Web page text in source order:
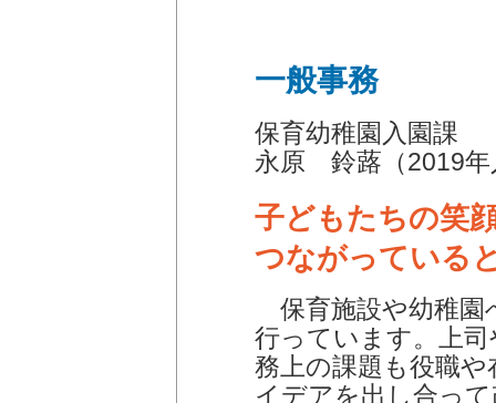
一般事務
保育幼稚園入園課
永原 鈴蕗（2019年
子どもたちの笑
つながっている
保育施設や幼稚園
行っています。上
務上の課題も役職
イデアを出し合っ